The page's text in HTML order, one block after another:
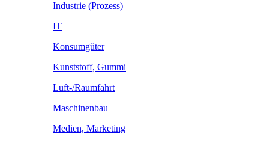
Industrie (Prozess)
IT
Konsumgüter
Kunststoff, Gummi
Luft-/Raumfahrt
Maschinenbau
Medien, Marketing